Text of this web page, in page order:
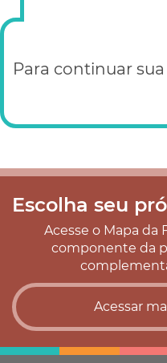
Para continuar
Escolha seu
Acesse o Mapa da
componente da
Acessar